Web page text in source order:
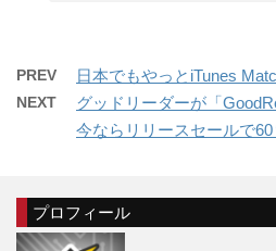
PREV 日本でもやっとiTunes
NEXT
グッドリーダーが「
今ならリリースセールで60
プロフィール